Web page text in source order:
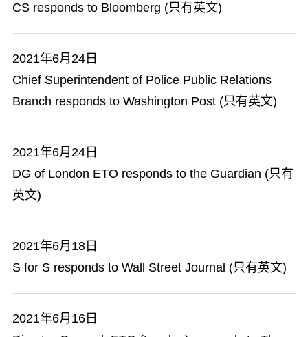
CS responds to Bloomberg (只有英文)
2021年6月24日
Chief Superintendent of Police Public Relations
Branch responds to Washington Post (只有英文)
2021年6月24日
DG of London ETO responds to the Guardian (只有
英文)
2021年6月18日
S for S responds to Wall Street Journal (只有英文)
2021年6月16日